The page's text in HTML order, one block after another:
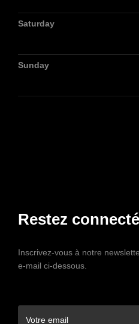
Saturday
Sunday
Restez
Inscrivez-vous à notre
e-mail ci-dessous.